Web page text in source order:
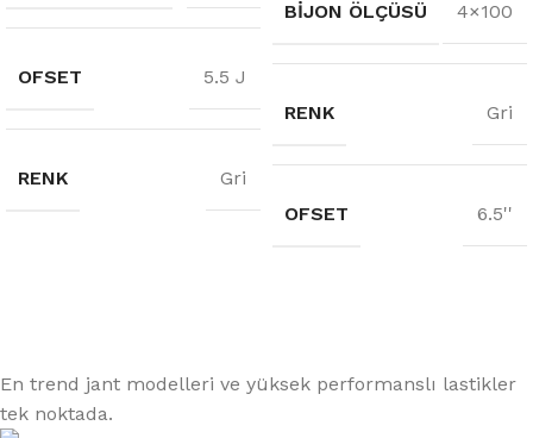
OFSET 5.5 J
RENK Gri
BIJON ÖLÇÜSÜ 4×100
RENK Gri
OFSET 6.5''
En trend jant modelleri ve yüksek performanslı lastikler
tek noktada.